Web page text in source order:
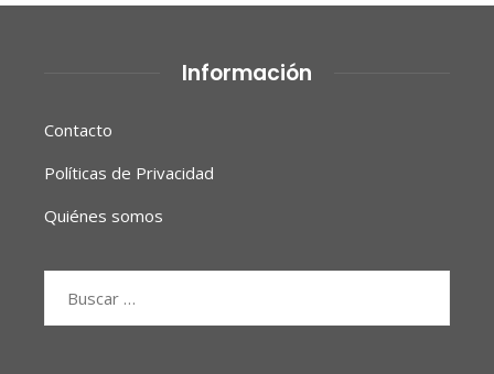
Información
Contacto
Políticas de Privacidad
Quiénes somos